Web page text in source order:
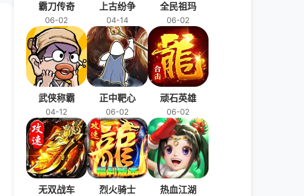
霸刀传奇
06-02
上古纷争
04-14
全民祖玛
06-02
武侠称霸
04-12
正中靶心
06-02
顽石英雄
06-02
无双战车 烈火骑士 热血江湖